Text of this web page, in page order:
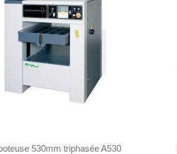
530mm triphasée A530